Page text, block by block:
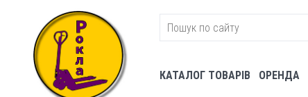
КАТАЛОГ ТОВАРІВ ОРЕНДА